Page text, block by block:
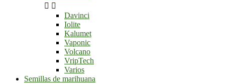
 
Davinci
Iolite
Kalumet
Vaponic
Volcano
VripTech
Varios
Semillas de marihuana